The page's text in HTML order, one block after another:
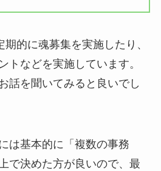
的に魂募集を実施したり、
トなどを実施しています。
話を聞いてみると良いでし
は基本的に「複数の事務
で決めた方が良いので、最